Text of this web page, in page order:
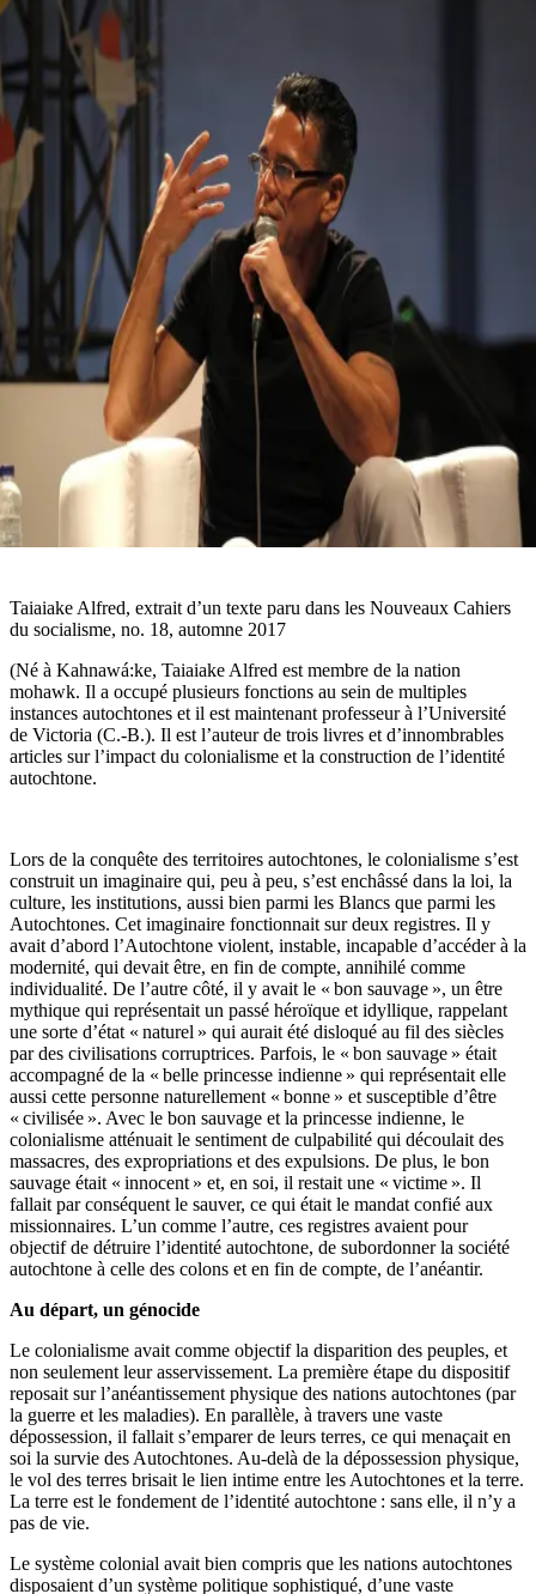
Taiaiake Alfred, extrait d’un texte paru dans les Nouveaux Cahiers
du socialisme, no. 18, automne 2017
(Né à Kahnawá:ke, Taiaiake Alfred est membre de la nation
mohawk. Il a occupé plusieurs fonctions au sein de multiples
instances autochtones et il est maintenant professeur à l’Université
de Victoria (C.-B.). Il est l’auteur de trois livres et d’innombrables
articles sur l’impact du colonialisme et la construction de l’identité
autochtone.
Lors de la conquête des territoires autochtones, le colonialisme s’est
construit un imaginaire qui, peu à peu, s’est enchâssé dans la loi, la
culture, les institutions, aussi bien parmi les Blancs que parmi les
Autochtones. Cet imaginaire fonctionnait sur deux registres. Il y
avait d’abord l’Autochtone violent, instable, incapable d’accéder à la
modernité, qui devait être, en fin de compte, annihilé comme
individualité. De l’autre côté, il y avait le « bon sauvage », un être
mythique qui représentait un passé héroïque et idyllique, rappelant
une sorte d’état « naturel » qui aurait été disloqué au fil des siècles
par des civilisations corruptrices. Parfois, le « bon sauvage » était
accompagné de la « belle princesse indienne » qui représentait elle
aussi cette personne naturellement « bonne » et susceptible d’être
« civilisée ». Avec le bon sauvage et la princesse indienne, le
colonialisme atténuait le sentiment de culpabilité qui découlait des
massacres, des expropriations et des expulsions. De plus, le bon
sauvage était « innocent » et, en soi, il restait une « victime ». Il
fallait par conséquent le sauver, ce qui était le mandat confié aux
missionnaires. L’un comme l’autre, ces registres avaient pour
objectif de détruire l’identité autochtone, de subordonner la société
autochtone à celle des colons et en fin de compte, de l’anéantir.
Au départ, un génocide
Le colonialisme avait comme objectif la disparition des peuples, et
non seulement leur asservissement. La première étape du dispositif
reposait sur l’anéantissement physique des nations autochtones (par
la guerre et les maladies). En parallèle, à travers une vaste
dépossession, il fallait s’emparer de leurs terres, ce qui menaçait en
soi la survie des Autochtones. Au-delà de la dépossession physique,
le vol des terres brisait le lien intime entre les Autochtones et la terre.
La terre est le fondement de l’identité autochtone : sans elle, il n’y a
pas de vie.
Le système colonial avait bien compris que les nations autochtones
disposaient d’un système politique sophistiqué, d’une vaste